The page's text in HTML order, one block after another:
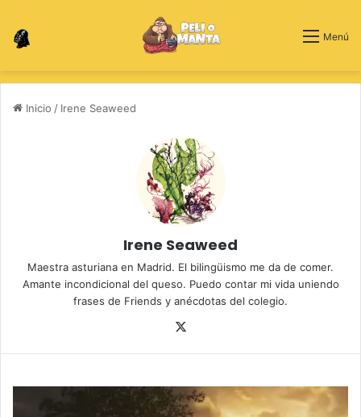
Switch skin Menú
Inicio / Irene Seaweed
Irene Seaweed
Maestra asturiana en Madrid. El bilingüismo me da de comer.
Amante incondicional del queso. Puedo contar mi vida uniendo
frases de Friends y anécdotas del colegio.